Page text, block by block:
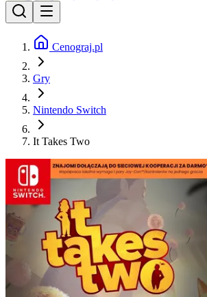
Cenograj.pl
Gry
Nintendo Switch
It Takes Two